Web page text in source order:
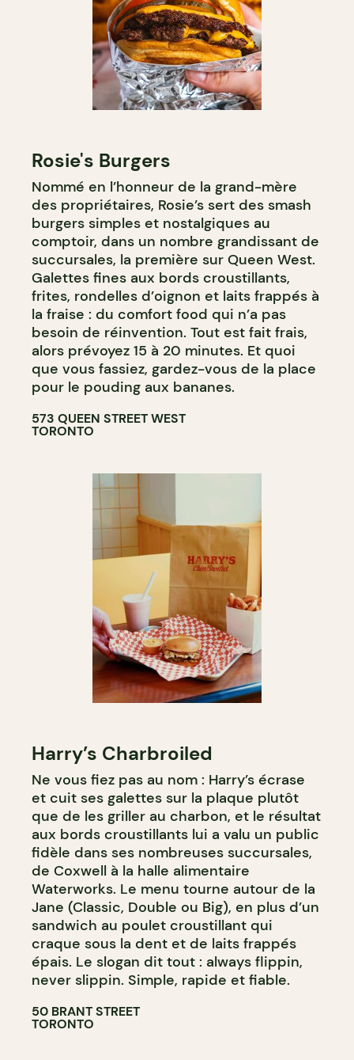
Rosie's Burgers
Nommé en l’honneur de la grand-mère
des propriétaires, Rosie’s sert des smash
burgers simples et nostalgiques au
comptoir, dans un nombre grandissant de
succursales, la première sur Queen West.
Galettes fines aux bords croustillants,
frites, rondelles d’oignon et laits frappés à
la fraise : du comfort food qui n’a pas
besoin de réinvention. Tout est fait frais,
alors prévoyez 15 à 20 minutes. Et quoi
que vous fassiez, gardez-vous de la place
pour le pouding aux bananes.
573 QUEEN STREET WEST
TORONTO
Harry’s Charbroiled
Ne vous fiez pas au nom : Harry’s écrase
et cuit ses galettes sur la plaque plutôt
que de les griller au charbon, et le résultat
aux bords croustillants lui a valu un public
fidèle dans ses nombreuses succursales,
de Coxwell à la halle alimentaire
Waterworks. Le menu tourne autour de la
Jane (Classic, Double ou Big), en plus d’un
sandwich au poulet croustillant qui
craque sous la dent et de laits frappés
épais. Le slogan dit tout : always flippin,
never slippin. Simple, rapide et fiable.
50 BRANT STREET
TORONTO